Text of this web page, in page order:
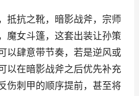
抵抗之靴，暗影战斧，宗师
魔女斗篷，这套出装让孙策
以肆意带节奏，若是逆风或
以在暗影战斧之后优先补充
伤刺甲的顺序提前，甚至将